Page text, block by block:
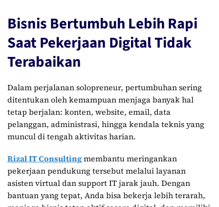
Bisnis Bertumbuh Lebih Rapi
Saat Pekerjaan Digital Tidak
Terabaikan
Dalam perjalanan solopreneur, pertumbuhan sering
ditentukan oleh kemampuan menjaga banyak hal
tetap berjalan: konten, website, email, data
pelanggan, administrasi, hingga kendala teknis yang
muncul di tengah aktivitas harian.
Rizal IT Consultingmembantu meringankan
pekerjaan pendukung tersebut melalui layanan
asisten virtual dan support IT jarak jauh. Dengan
bantuan yang tepat, Anda bisa bekerja lebih terarah,